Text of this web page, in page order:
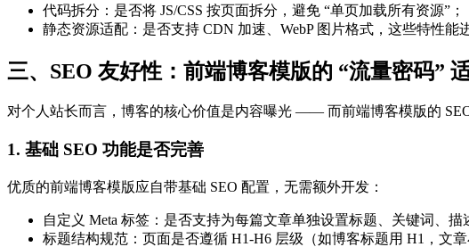
代码拆分：是否将 JS/CSS 按页面拆分，避免 “单页加载所有资源”；
静态资源适配：是否支持 CDN 加速、WebP 图片格式，这些特性能
三、SEO 友好性：前端博客模版的 “流量密码”
对个人站长而言，博客的核心价值是内容曝光 —— 而前端博客模版的
1. 基础 SEO 功能是否完善
优质的前端博客模版应自带基础 SEO 配置，无需额外开发：
自定义 Meta 标签：是否支持为每篇文章单独设置标题、关键词、描
标题结构规范：页面是否遵循 H1-H6 层级（如博客标题用 H1，文